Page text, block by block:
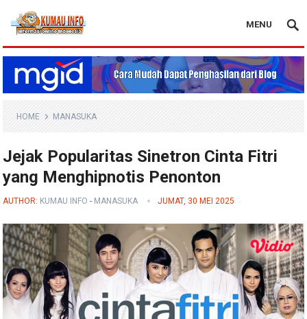
Blog Kumau Info
MENU
HOME MANASUKA
Jejak Popularitas Sinetron Cinta Fitri
yang Menghipnotis Penonton
AUTHOR: KUMAU INFO - MANASUKA JUMAT, 30 MEI 2025